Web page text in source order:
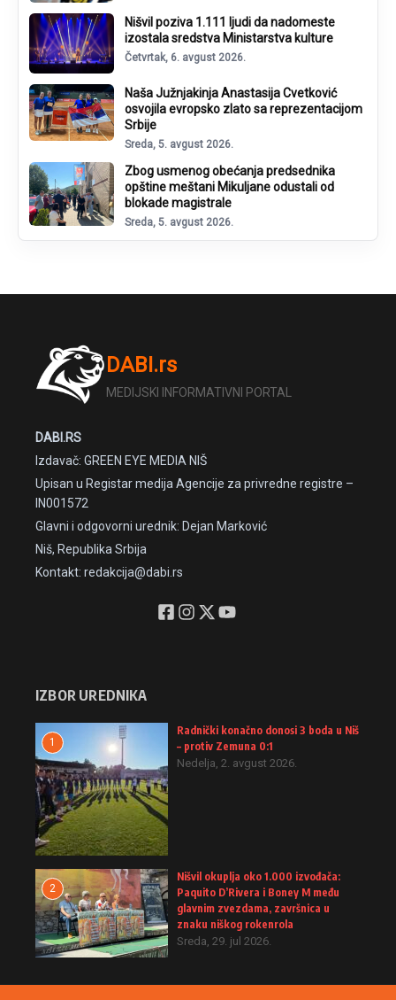
Nišvil poziva 1.111 ljudi da nadomeste
izostala sredstva Ministarstva kulture
Četvrtak, 6. avgust 2026.
Naša Južnjakinja Anastasija Cvetković
osvojila evropsko zlato sa reprezentacijom
Srbije
Sreda, 5. avgust 2026.
Zbog usmenog obećanja predsednika
opštine meštani Mikuljane odustali od
blokade magistrale
Sreda, 5. avgust 2026.
DABI.rs
MEDIJSKI INFORMATIVNI PORTAL
DABI.RS
Izdavač: GREEN EYE MEDIA NIŠ
Upisan u Registar medija Agencije za privredne registre –
IN001572
Glavni i odgovorni urednik: Dejan Marković
Niš, Republika Srbija
Kontakt: redakcija@dabi.rs
IZBOR UREDNIKA
1
Radnički konačno donosi 3 boda u Niš
– protiv Zemuna 0:1
Nedelja, 2. avgust 2026.
2
Nišvil okuplja oko 1.000 izvođača:
Paquito D’Rivera i Boney M među
glavnim zvezdama, završnica u
znaku niškog rokenrola
Sreda, 29. jul 2026.